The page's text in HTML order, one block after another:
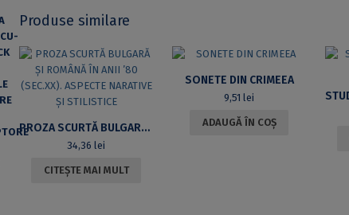
Produse similare
PROZA SCURTĂ BULGARĂ ȘI ROMÂNĂ ÎN ANII ’80 (SEC.XX). ASPECTE NARATIVE ȘI STILISTICE
34,36 lei
CITEȘTE MAI MULT
SONETE DIN CRIMEEA
9,51 lei
ADAUGĂ ÎN COȘ